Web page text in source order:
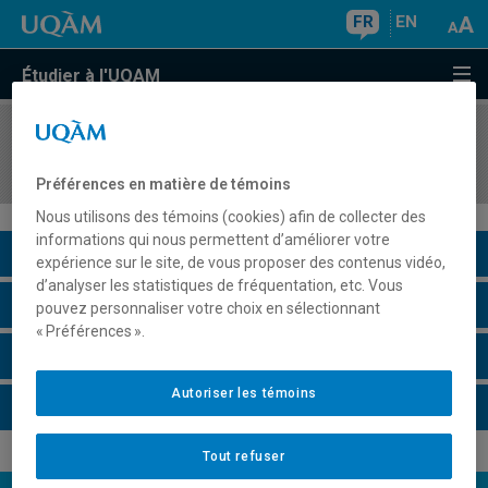
FR EN
Étudier à l'UQAM
COURS//
Description du cours
Horaire - Été 2026
Préférences en matière de témoins
Nous utilisons des témoins (cookies) afin de collecter des
informations qui nous permettent d’améliorer votre
expérience sur le site, de vous proposer des contenus vidéo,
d’analyser les statistiques de fréquentation, etc. Vous
pouvez personnaliser votre choix en sélectionnant
« Préférences ».
Tout refuser
Autoriser les témoins